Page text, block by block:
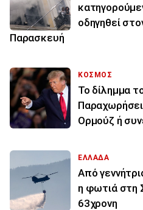
οδηγηθεί
Παρασκευή
ΚΟΣΜΟΣ
Το δίλημμα
Ορμούζ ή
ΕΛΛΑΔΑ
Από
η φωτιά στη
63χρονη